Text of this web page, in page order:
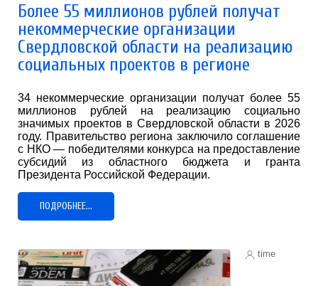
Более 55 миллионов рублей получат
некоммерческие организации
Свердловской области на реализацию
социальных проектов в регионе
34 некоммерческие организации получат более 55
миллионов рублей на реализацию социально
значимых проектов в Свердловской области в 2026
году. Правительство региона заключило соглашение
с НКО — победителями конкурса на предоставление
субсидий из областного бюджета и гранта
Президента Российской Федерации.
ПОДРОБНЕЕ...
time